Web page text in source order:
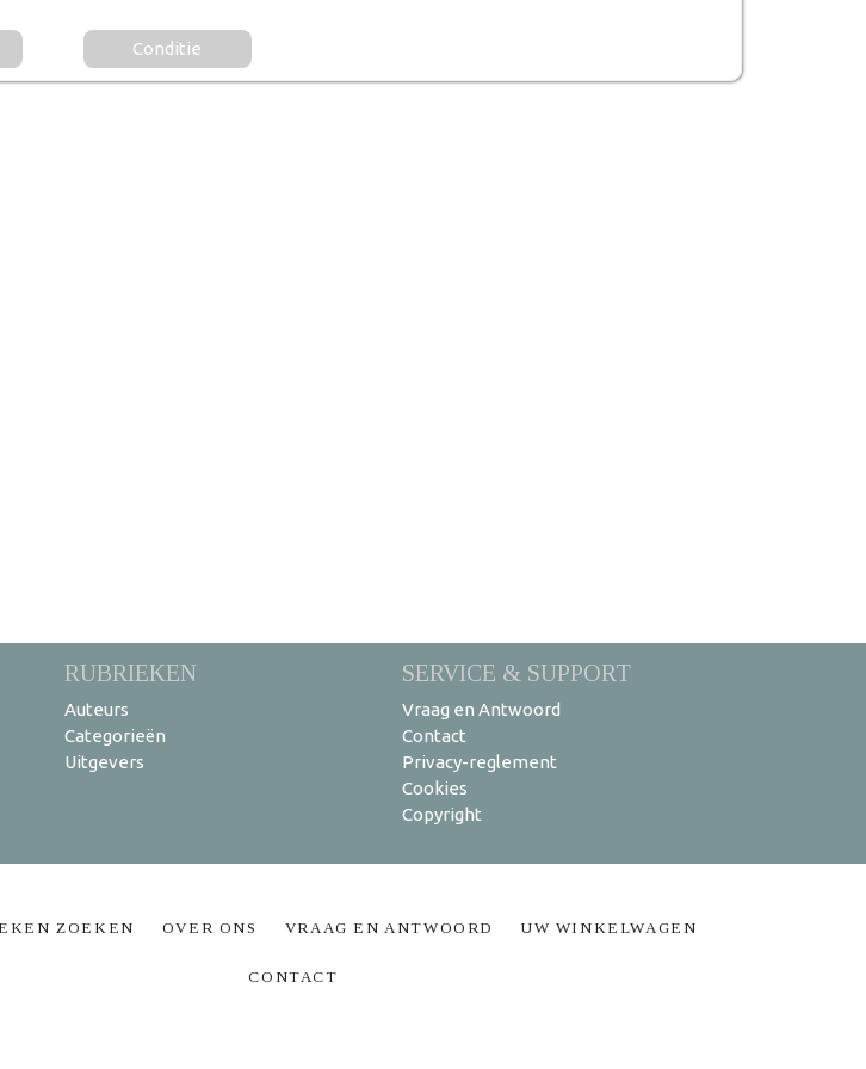
Conditie
RUBRIEKEN
Auteurs
Categorieën
Uitgevers
SERVICE & SUPPORT
Vraag en Antwoord
Contact
Privacy-reglement
Cookies
Copyright
ZOEKEN OVER ONS VRAAG EN ANTWOORD UW WINKELWAGEN
CONTACT